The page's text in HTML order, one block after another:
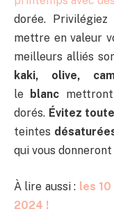
dorée. Privilégiez
mettre en valeur
meilleurs alliés
kaki, olive,
le blanc
dorés. Évitez
teintes
qui vous donneront
À lire aussi : les
2024 !